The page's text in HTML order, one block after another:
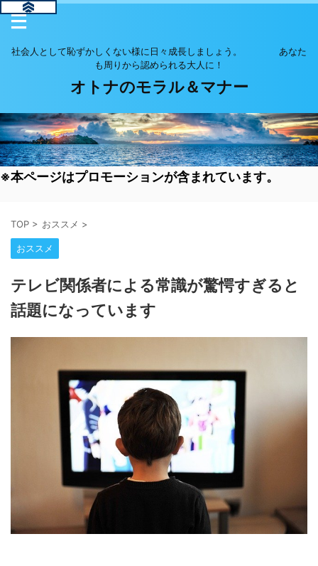
社会人として恥ずかしくない様に日々成長しましょう。 あなた
も周りから認められる大人に！
オトナのモラル＆マナー
※本ページはプロモーションが含まれています。
TOP > おススメ >
おススメ
テレビ関係者による常識が驚愕すぎると
話題になっています